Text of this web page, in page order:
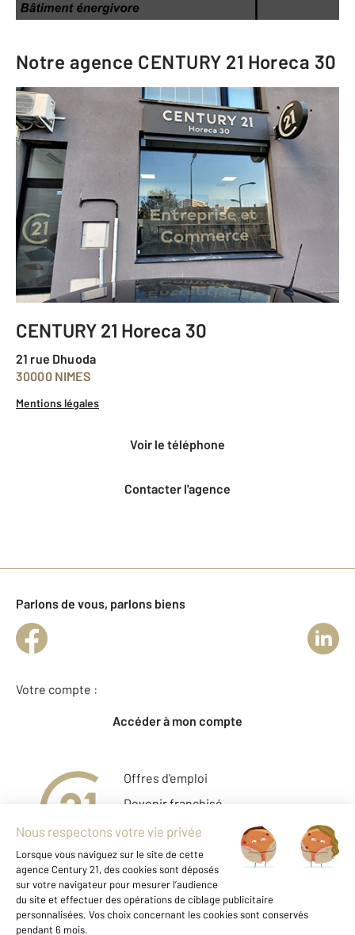
Notre agence CENTURY 21 Horeca 30
CENTURY 21 Horeca 30
21 rue Dhuoda
30000 NIMES
Mentions légales
voir le téléphone
Contacter l'agence
Parlons de vous, parlons biens
Votre compte :
Accéder à mon compte
Offres d'emploi
Devenir franchisé
Entreprise et commerce
Fine Homes & Estates
International